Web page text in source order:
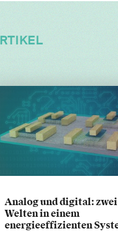
Analog und digital: zwei
Welten in einem
energieeffizienten